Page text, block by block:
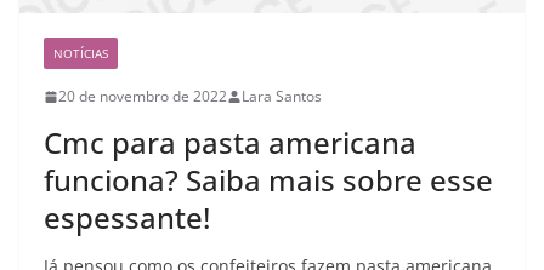
NOTÍCIAS
20 de novembro de 2022 Lara Santos
Cmc para pasta americana
funciona? Saiba mais sobre esse
espessante!